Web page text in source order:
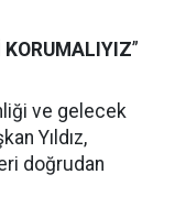
KORUMALIYIZ”
ve gelecek
Yıldız,
doğrudan